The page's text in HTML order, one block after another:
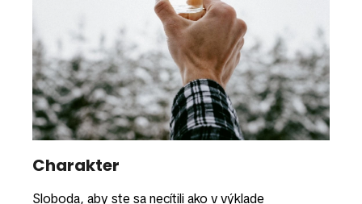
Charakter
Sloboda, aby ste sa necítili ako v výklade